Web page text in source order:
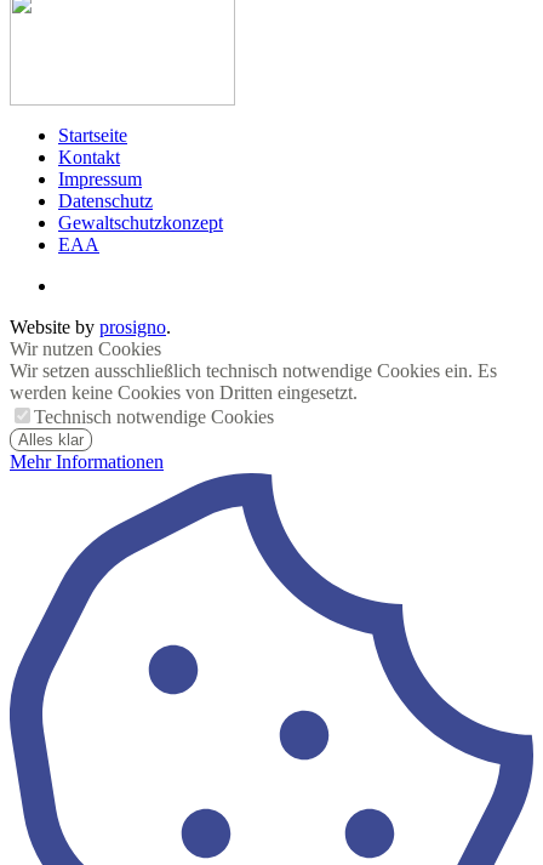
Startseite
Kontakt
Impressum
Datenschutz
Gewaltschutzkonzept
EAA
Website by prosigno.
Wir nutzen Cookies
Wir setzen ausschließlich technisch notwendige Cookies ein. Es
werden keine Cookies von Dritten eingesetzt.
Technisch notwendige Cookies
Alles klar
Mehr Informationen